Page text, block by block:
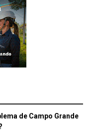
de Campo Grande